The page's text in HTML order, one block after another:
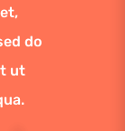
do
ut